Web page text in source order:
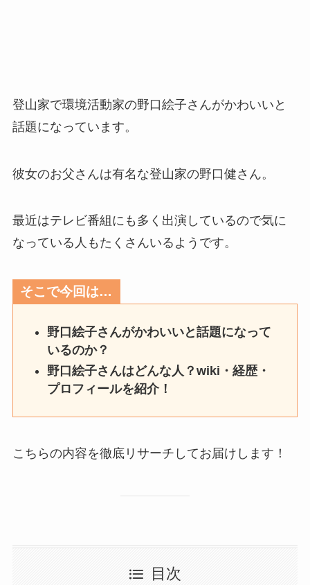
登山家で環境活動家の野口絵子さんがかわいいと
話題になっています。
彼女のお父さんは有名な登山家の野口健さん。
最近はテレビ番組にも多く出演しているので気に
なっている人もたくさんいるようです。
そこで今回は…
野口絵子さんがかわいいと話題になって
いるのか？
野口絵子さんはどんな人？wiki・経歴・
プロフィールを紹介！
こちらの内容を徹底リサーチしてお届けします！
目次